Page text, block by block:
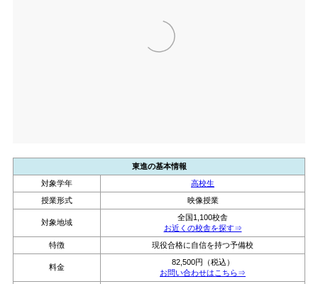
東進の基本情報
対象学年
高校生
授業形式
映像授業
対象地域
全国1,100校舎
お近くの校舎を探す⇒
特徴
現役合格に自信を持つ予備校
料金
82,500円（税込）
お問い合わせはこちら⇒